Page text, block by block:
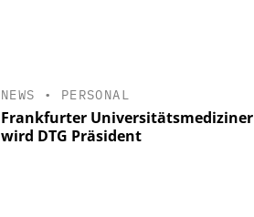
NEWS • PERSONAL
Frankfurter Universitätsmediziner
wird DTG Präsident